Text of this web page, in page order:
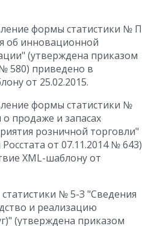
формы статистики № П
об инновационной
(утверждена приказом
580) приведено в
от 25.02.2015.
формы статистики №
продаже и запасах
розничной торговли"
от 07.11.2014 № 643)
XML-шаблону от
№ 5-З "Сведения
и реализацию
(утверждена приказом